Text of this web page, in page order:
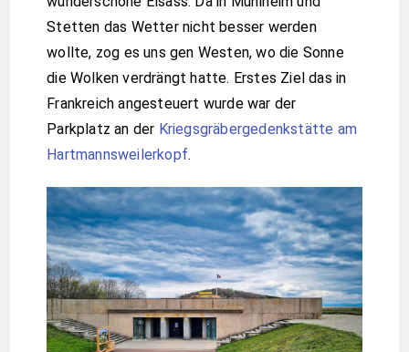
Stetten das Wetter nicht besser werden
wollte, zog es uns gen Westen, wo die Sonne
die Wolken verdrängt hatte. Erstes Ziel das in
Frankreich angesteuert wurde war der
Parkplatz an der Kriegsgräbergedenkstätte am
Hartmannsweilerkopf.